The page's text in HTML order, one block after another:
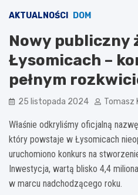
AKTUALNOŚCI DOM
Nowy publiczny
Łysomicach –
pełnym
25 listopada 2024 Tomasz
Właśnie odkryliśmy oficjalną
który powstaje w Łysomicach
uruchomiono konkurs na
Inwestycja, wartą blisko 4,4
w marcu nadchodzącego roku.